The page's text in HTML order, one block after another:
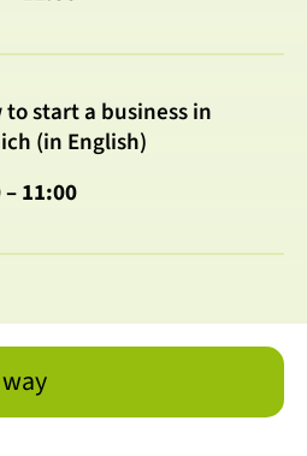
to start a business in
(in English)
11:00